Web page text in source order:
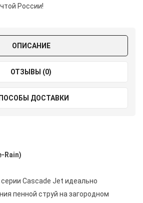
России!
ОПИСАНИЕ
ОТЗЫВЫ (0)
ДОСТАВКИ
Rain)
Cascade Jet идеально
пенной струй на загородном